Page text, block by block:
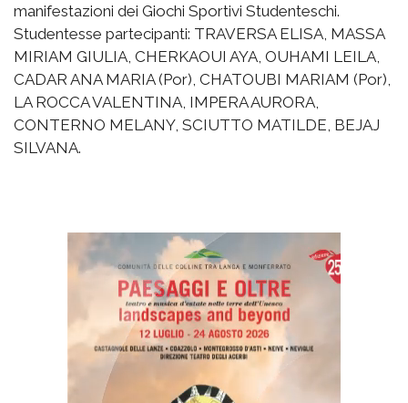
manifestazioni dei Giochi Sportivi Studenteschi.
Studentesse partecipanti: TRAVERSA ELISA, MASSA
MIRIAM GIULIA, CHERKAOUI AYA, OUHAMI LEILA,
CADAR ANA MARIA (Por), CHATOUBI MARIAM (Por),
LA ROCCA VALENTINA, IMPERA AURORA,
CONTERNO MELANY, SCIUTTO MATILDE, BEJAJ
SILVANA.